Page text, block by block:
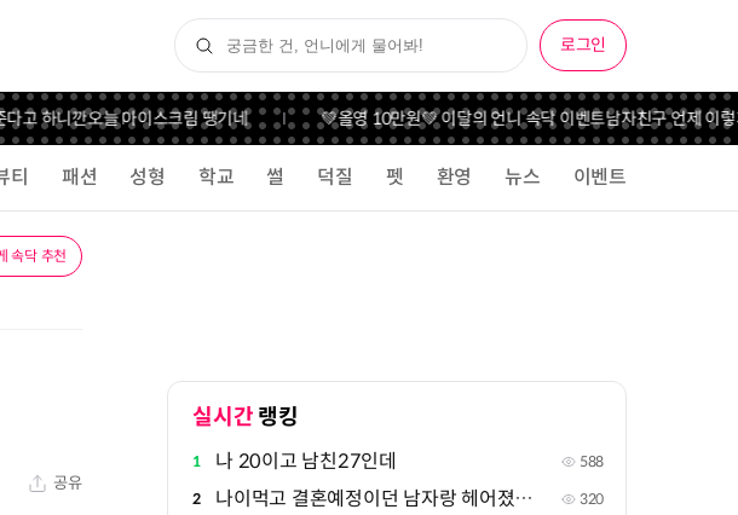
로그인
고 하니깐오늘 아이스크림 땡기네 💚올영 10만원💚 이달의 언니 속닥 이벤트남자친구 언제 이렇
티 패션 성형 학교 썰 덕질 펫 환영 뉴스 이벤트
속닥 추천
공유
실시간 랭킹
1 나 20이고 남친27인데 588
2 나이먹고 결혼예정이던 남자랑 헤어졌는데..오바인가 320